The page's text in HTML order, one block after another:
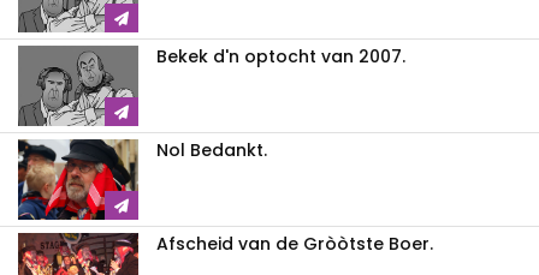
Bekek d'n optocht van 2007.
Nol Bedankt.
Afscheid van de Gròòtste Boer.